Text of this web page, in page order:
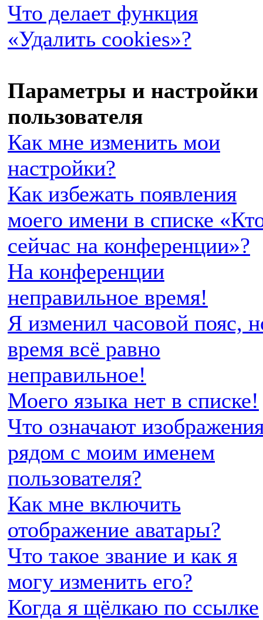
Что делает функция
«Удалить cookies»?
Параметры и настройки
пользователя
Как мне изменить мои
настройки?
Как избежать появления
моего имени в списке
сейчас на конференции»?
На конференции
неправильное время!
Я изменил часовой пояс,
время всё равно
неправильное!
Моего языка нет в списке!
Что означают
рядом с моим именем
пользователя?
Как мне включить
отображение аватары?
Что такое звание и как я
могу изменить его?
Когда я щёлкаю по ссылке